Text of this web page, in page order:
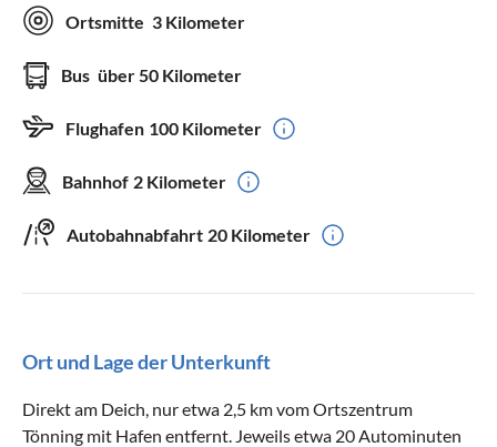
Ortsmitte 3 Kilometer
Bus über 50 Kilometer
Flughafen 100 Kilometer
Bahnhof 2 Kilometer
Autobahnabfahrt 20 Kilometer
Ort und Lage der Unterkunft
Direkt am Deich, nur etwa 2,5 km vom Ortszentrum
Tönning mit Hafen entfernt. Jeweils etwa 20 Autominuten